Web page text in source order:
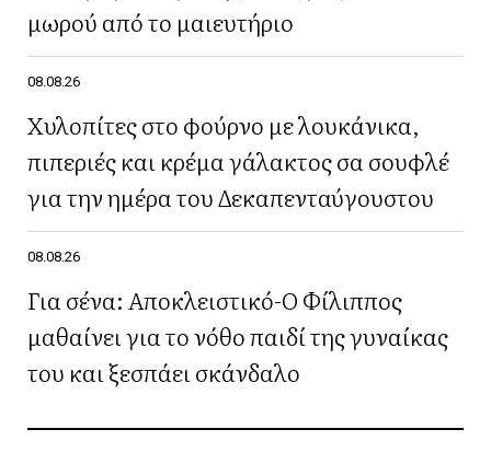
μωρού από το μαιευτήριο
08.08.26
Χυλοπίτες στο φούρνο με λουκάνικα,
πιπεριές και κρέμα γάλακτος σα σουφλέ
για την ημέρα του Δεκαπενταύγουστου
08.08.26
Για σένα: Αποκλειστικό-Ο Φίλιππος
μαθαίνει για το νόθο παιδί της γυναίκας
του και ξεσπάει σκάνδαλο